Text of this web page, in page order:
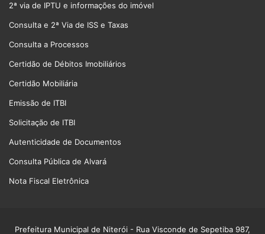
2ª via de IPTU e informações do imóvel
Consulta e 2ª Via de ISS e Taxas
Consulta a Processos
Certidão de Débitos Imobiliários
Certidão Mobiliária
Emissão de ITBI
Solicitação de ITBI
Autenticidade de Documentos
Consulta Pública de Alvará
Nota Fiscal Eletrônica
Prefeitura Municipal de Niterói - Rua Visconde de Sepetiba 987,